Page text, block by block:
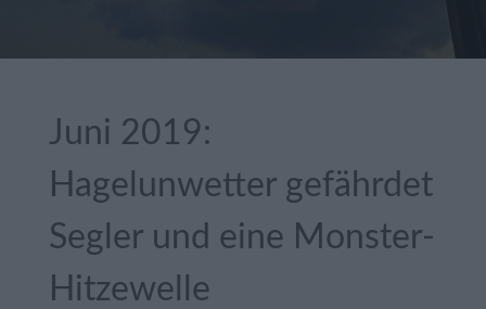
Juni 2019:
Hagelunwetter gefährdet
Segler und eine Monster-
Hitzewelle